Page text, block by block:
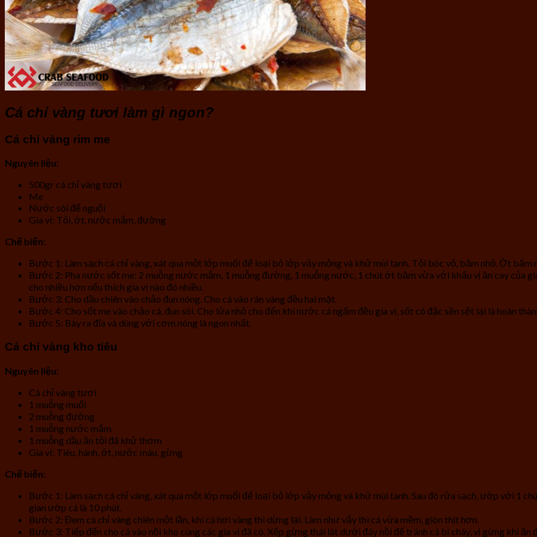
Cá chỉ vàng tươi làm gì ngon?
Cá chỉ vàng rim me
Nguyên liệu:
500gr cá chỉ vàng tươi
Me
Nước sôi để nguội
Gia vị: Tỏi, ớt, nước mắm, đường
Chế biến:
Bước 1: Làm sạch cá chỉ vàng, xát qua một lớp muối để loại bỏ lớp vảy mỏng và khử mùi tanh. Tỏi bóc vỏ, băm nhỏ. Ớt băm
Bước 2: Pha nước sốt me: 2 muỗng nước mắm, 1 muỗng đường, 1 muỗng nước, 1 chút ớt băm vừa với khẩu vị ăn cay của
cho nhiều hơn nếu thích gia vị nào đó nhiều.
Bước 3: Cho dầu chiên vào chảo đun nóng. Cho cá vào rán vàng đều hai mặt.
Bước 4: Cho sốt me vào chảo cá, đun sôi. Cho lửa nhỏ cho đến khi nước cá ngấm đều gia vị, sốt cô đặc sền sệt lại là hoàn
Bước 5: Bày ra đĩa và dùng với cơm nóng là ngon nhất.
Cá chỉ vàng kho tiêu
Nguyên liệu:
Cá chỉ vàng tươi
1 muỗng muối
2 muỗng đường
1 muỗng nước mắm
1 muỗng dầu ăn tỏi đã khử thơm
Gia vị: Tiêu, hành, ớt, nước màu, gừng
Chế biến:
Bước 1: Làm sạch cá chỉ vàng, xát qua một lớp muối để loại bỏ lớp vảy mỏng và khử mùi tanh. Sau đó rửa sạch, ướp với 1
gian ướp cá là 10 phút.
Bước 2: Đem cá chỉ vàng chiên một lần, khi cá hơi vàng thì dừng lại. Làm như vậy thì cá vừa mềm, giòn thịt hơn.
Bước 3: Tiếp đến cho cá vào nồi kho cùng các gia vị đã có. Xếp gừng thái lát dưới đáy nồi để tránh cá bị cháy, vị gừng khi ăn